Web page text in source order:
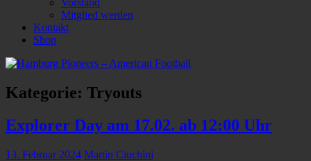
Vorstand
Mitglied werden
Kontakt
Shop
Kategorie: Tryouts
Explorer Day am 17.02. ab 12:00 Uhr
13. Februar 2024 Martin Ciuchini